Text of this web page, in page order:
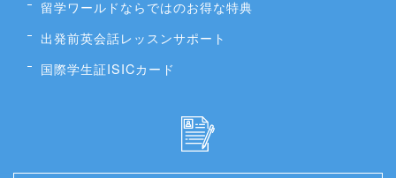
留学ワールドならではのお得な特典
出発前英会話レッスンサポート
国際学生証ISICカード